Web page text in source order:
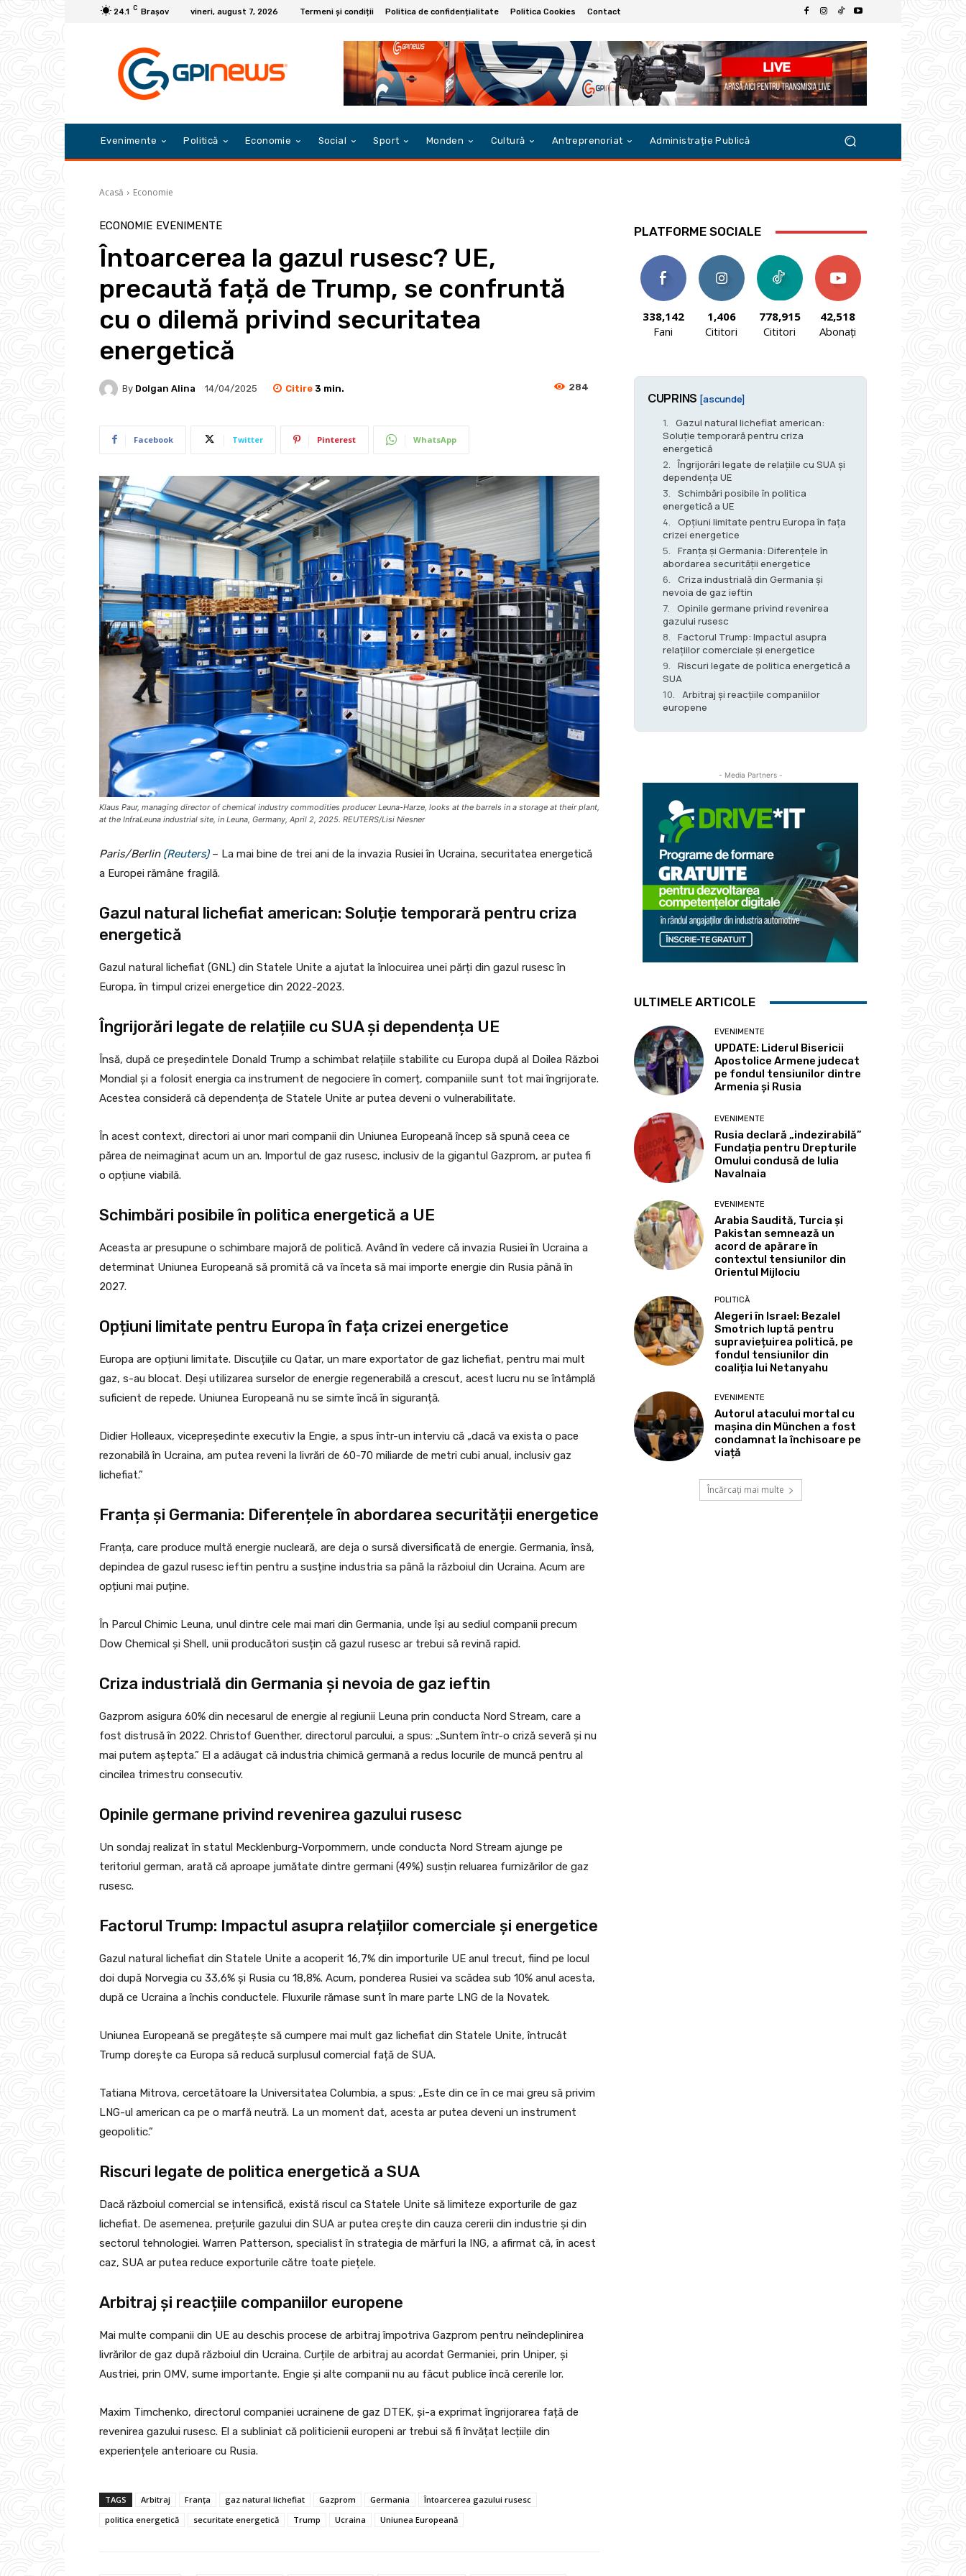
24.1 C Braşov vineri, august 7, 2026 Termeni și condiții Politica de confidențialitate Politica Cookies Contact
Evenimente Politică Economie Social Sport Monden Cultură Antreprenoriat Administrație Publică
Acasă Economie
ECONOMIE EVENIMENTE
Întoarcerea la gazul rusesc? UE,
precaută față de Trump, se confruntă
cu o dilemă privind securitatea
energetică
By Dolgan Alina 14/04/2025 Citire 3 min. 284
Facebook Twitter Pinterest WhatsApp
Klaus Paur, managing director of chemical industry commodities producer Leuna-Harze, looks at the barrels in a storage at their plant,
at the InfraLeuna industrial site, in Leuna, Germany, April 2, 2025. REUTERS/Lisi Niesner
Paris/Berlin (Reuters) – La mai bine de trei ani de la invazia Rusiei în Ucraina, securitatea energetică
a Europei rămâne fragilă.
Gazul natural lichefiat american: Soluție temporară pentru criza
energetică
Gazul natural lichefiat (GNL) din Statele Unite a ajutat la înlocuirea unei părți din gazul rusesc în
Europa, în timpul crizei energetice din 2022-2023.
Îngrijorări legate de relațiile cu SUA și dependența UE
Însă, după ce președintele Donald Trump a schimbat relațiile stabilite cu Europa după al Doilea Război
Mondial și a folosit energia ca instrument de negociere în comerț, companiile sunt tot mai îngrijorate.
Acestea consideră că dependența de Statele Unite ar putea deveni o vulnerabilitate.
În acest context, directori ai unor mari companii din Uniunea Europeană încep să spună ceea ce
părea de neimaginat acum un an. Importul de gaz rusesc, inclusiv de la gigantul Gazprom, ar putea fi
o opțiune viabilă.
Schimbări posibile în politica energetică a UE
Aceasta ar presupune o schimbare majoră de politică. Având în vedere că invazia Rusiei în Ucraina a
determinat Uniunea Europeană să promită că va înceta să mai importe energie din Rusia până în
2027.
Opțiuni limitate pentru Europa în fața crizei energetice
Europa are opțiuni limitate. Discuțiile cu Qatar, un mare exportator de gaz lichefiat, pentru mai mult
gaz, s-au blocat. Deși utilizarea surselor de energie regenerabilă a crescut, acest lucru nu se întâmplă
suficient de repede. Uniunea Europeană nu se simte încă în siguranță.
Didier Holleaux, vicepreședinte executiv la Engie, a spus într-un interviu că „dacă va exista o pace
rezonabilă în Ucraina, am putea reveni la livrări de 60-70 miliarde de metri cubi anual, inclusiv gaz
lichefiat.”
Franța și Germania: Diferențele în abordarea securității energetice
Franța, care produce multă energie nucleară, are deja o sursă diversificată de energie. Germania, însă,
depindea de gazul rusesc ieftin pentru a susține industria sa până la războiul din Ucraina. Acum are
opțiuni mai puține.
În Parcul Chimic Leuna, unul dintre cele mai mari din Germania, unde își au sediul companii precum
Dow Chemical și Shell, unii producători susțin că gazul rusesc ar trebui să revină rapid.
Criza industrială din Germania și nevoia de gaz ieftin
Gazprom asigura 60% din necesarul de energie al regiunii Leuna prin conducta Nord Stream, care a
fost distrusă în 2022. Christof Guenther, directorul parcului, a spus: „Suntem într-o criză severă și nu
mai putem aștepta.” El a adăugat că industria chimică germană a redus locurile de muncă pentru al
cincilea trimestru consecutiv.
Opinile germane privind revenirea gazului rusesc
Un sondaj realizat în statul Mecklenburg-Vorpommern, unde conducta Nord Stream ajunge pe
teritoriul german, arată că aproape jumătate dintre germani (49%) susțin reluarea furnizărilor de gaz
rusesc.
Factorul Trump: Impactul asupra relațiilor comerciale și energetice
Gazul natural lichefiat din Statele Unite a acoperit 16,7% din importurile UE anul trecut, fiind pe locul
doi după Norvegia cu 33,6% și Rusia cu 18,8%. Acum, ponderea Rusiei va scădea sub 10% anul acesta,
după ce Ucraina a închis conductele. Fluxurile rămase sunt în mare parte LNG de la Novatek.
Uniunea Europeană se pregătește să cumpere mai mult gaz lichefiat din Statele Unite, întrucât
Trump dorește ca Europa să reducă surplusul comercial față de SUA.
Tatiana Mitrova, cercetătoare la Universitatea Columbia, a spus: „Este din ce în ce mai greu să privim
LNG-ul american ca pe o marfă neutră. La un moment dat, acesta ar putea deveni un instrument
geopolitic.”
Riscuri legate de politica energetică a SUA
Dacă războiul comercial se intensifică, există riscul ca Statele Unite să limiteze exporturile de gaz
lichefiat. De asemenea, prețurile gazului din SUA ar putea crește din cauza cererii din industrie și din
sectorul tehnologiei. Warren Patterson, specialist în strategia de mărfuri la ING, a afirmat că, în acest
caz, SUA ar putea reduce exporturile către toate piețele.
Arbitraj și reacțiile companiilor europene
Mai multe companii din UE au deschis procese de arbitraj împotriva Gazprom pentru neîndeplinirea
livrărilor de gaz după războiul din Ucraina. Curțile de arbitraj au acordat Germaniei, prin Uniper, și
Austriei, prin OMV, sume importante. Engie și alte companii nu au făcut publice încă cererile lor.
Maxim Timchenko, directorul companiei ucrainene de gaz DTEK, și-a exprimat îngrijorarea față de
revenirea gazului rusesc. El a subliniat că politicienii europeni ar trebui să fi învățat lecțiile din
experiențele anterioare cu Rusia.
TAGS Arbitraj Franța gaz natural lichefiat Gazprom Germania
Întoarcerea gazului rusesc
politica energetică
securitate energetică Trump Ucraina Uniunea Europeană
PLATFORME SOCIALE
338,142
Fani
1,406
Cititori
778,915
Cititori
42,518
Abonați
CUPRINS [ascunde]
Gazul natural lichefiat american:
Soluție temporară pentru criza
energetică
Îngrijorări legate de relațiile cu SUA și
dependența UE
Schimbări posibile în politica
energetică a UE
Opțiuni limitate pentru Europa în fața
crizei energetice
Franța și Germania: Diferențele în
abordarea securității energetice
Criza industrială din Germania și
nevoia de gaz ieftin
Opinile germane privind revenirea
gazului rusesc
Factorul Trump: Impactul asupra
relațiilor comerciale și energetice
Riscuri legate de politica energetică a
SUA
Arbitraj și reacțiile companiilor
europene
- Media Partners -
ULTIMELE ARTICOLE
EVENIMENTE
UPDATE: Liderul Bisericii
Apostolice Armene judecat
pe fondul tensiunilor dintre
Armenia și Rusia
EVENIMENTE
Rusia declară „indezirabilă”
Fundația pentru Drepturile
Omului condusă de Iulia
Navalnaia
EVENIMENTE
Arabia Saudită, Turcia și
Pakistan semnează un
acord de apărare în
contextul tensiunilor din
Orientul Mijlociu
POLITICĂ
Alegeri în Israel: Bezalel
Smotrich luptă pentru
supraviețuirea politică, pe
fondul tensiunilor din
coaliția lui Netanyahu
EVENIMENTE
Autorul atacului mortal cu
mașina din München a fost
condamnat la închisoare pe
viață
Încărcați mai multe